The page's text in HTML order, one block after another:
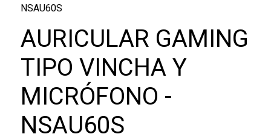
NSAU60S
AURICULAR GAMING
TIPO VINCHA Y
MICRÓFONO -
NSAU60S